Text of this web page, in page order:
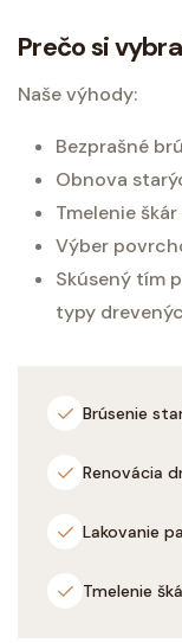
Prečo si
Naše výhody:
Bezprašné
Obnova
Tmelenie
Výber
Skúsený tím
typy
Brúsenie
Renovácia
Lakovanie
Tmelenie